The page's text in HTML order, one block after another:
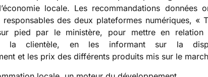
locale. Les recommandations données
responsables des deux plateformes numériques, «
pied par le ministère, pour mettre en relation
la clientèle, en les informant sur la
et les prix des différents produits mis sur le